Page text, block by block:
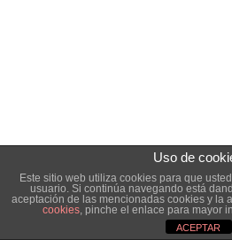
Uso de
Este sitio web utiliza cookies para que
usuario. Si continúa navegando está
aceptación de las mencionadas cookies y la
cookies, pinche el enlace para mayor
ACEPTAR